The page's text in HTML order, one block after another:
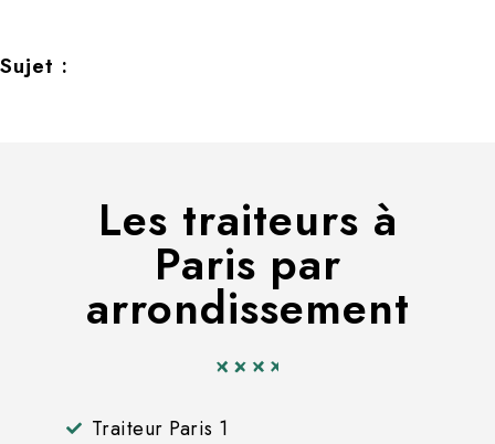
Sujet :
Les traiteurs à
Paris par
arrondissement
Traiteur Paris 1